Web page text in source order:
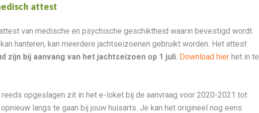
attest
van medische en psychische geschiktheid waarin bevestigd wordt
hanteren, kan meerdere jachtseizoenen gebruikt worden. Het attest
zijn bij aanvang van het jachtseizoen op 1 juli. Download hier het in te
opgeslagen zit in het e-loket bij de aanvraag voor 2020-2021 tot
langs te gaan bij jouw huisarts. Je kan het origineel nog eens